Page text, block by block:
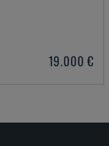
19.000 €